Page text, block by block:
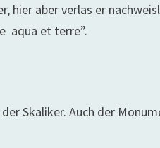
hier aber verlas er
aqua et terre”.
Skaliker. Auch der